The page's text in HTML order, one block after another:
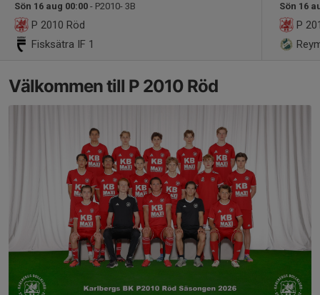
Sön 16 aug 00:00 - P2010- 3B
P 2010 Röd
Fisksätra IF 1
Sön 16
P
Välkommen till P 2010 Röd